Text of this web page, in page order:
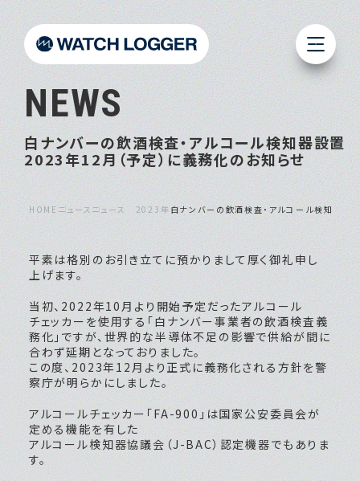
NEWS
白ナンバーの飲酒検査・アルコール検知器設置
2023年12月（予定）に義務化のお知らせ
HOME ニュースニュース 2023年 白ナンバーの飲酒検査・アルコール検知器
平素は格別のお引き立てに預かりまして厚く御礼申し
上げます。
当初、2022年10月より開始予定だったアルコール
チェッカーを使用する「白ナンバー事業者の飲酒検査義
務化」ですが、世界的な半導体不足の影響で供給が間に
合わず延期となっておりました。
この度、2023年12月より正式に義務化される方針を警
察庁が明らかにしました。
アルコールチェッカー「FA-900」は国家公安委員会が
定める機能を有した
アルコール検知器協議会（J-BAC）認定機器でもありま
す。